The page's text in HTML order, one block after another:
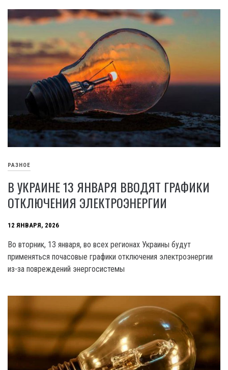
РАЗНОЕ
В УКРАИНЕ 13 ЯНВАРЯ ВВОДЯТ ГРАФИКИ
ОТКЛЮЧЕНИЯ ЭЛЕКТРОЭНЕРГИИ
12 ЯНВАРЯ, 2026
Во вторник, 13 января, во всех регионах Украины будут
применяться почасовые графики отключения электроэнергии
из-за повреждений энергосистемы